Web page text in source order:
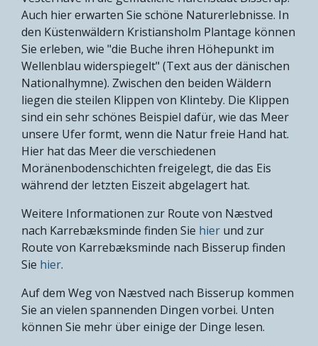
Auch hier erwarten Sie schöne Naturerlebnisse. In
den Küstenwäldern Kristiansholm Plantage können
Sie erleben, wie "die Buche ihren Höhepunkt im
Wellenblau widerspiegelt" (Text aus der dänischen
Nationalhymne). Zwischen den beiden Wäldern
liegen die steilen Klippen von Klinteby. Die Klippen
sind ein sehr schönes Beispiel dafür, wie das Meer
unsere Ufer formt, wenn die Natur freie Hand hat.
Hier hat das Meer die verschiedenen
Moränenbodenschichten freigelegt, die das Eis
während der letzten Eiszeit abgelagert hat.
Weitere Informationen zur Route von Næstved
nach Karrebæksminde finden Sie hier und zur
Route von Karrebæksminde nach Bisserup finden
Sie hier.
Auf dem Weg von Næstved nach Bisserup kommen
Sie an vielen spannenden Dingen vorbei. Unten
können Sie mehr über einige der Dinge lesen.